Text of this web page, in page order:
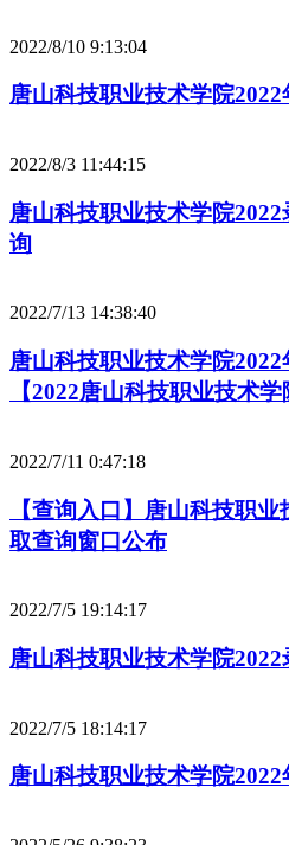
2022/8/10 9:13:04
唐山科技职业技术学院
2022/8/3 11:44:15
唐山科技职业技术学院
询
2022/7/13 14:38:40
唐山科技职业技术学院
【2022唐山科技职业技术
2022/7/11 0:47:18
【查询入口】唐山科技职
取查询窗口公布
2022/7/5 19:14:17
唐山科技职业技术学院
2022/7/5 18:14:17
唐山科技职业技术学院